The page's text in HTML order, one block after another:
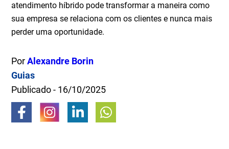
PorAlexandre Borin
Guias
Publicado - 16/10/2025
atendimento híbrido pode transformar a maneira como
sua empresa se relaciona com os clientes e nunca mais
perder uma oportunidade.